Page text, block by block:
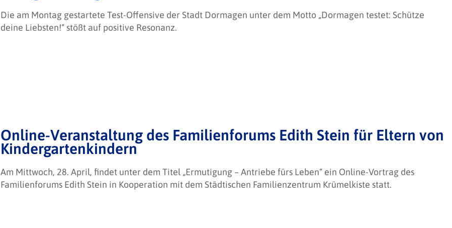
Die am Montag gestartete Test-Offensive der Stadt Dormagen unter dem Motto „Dormagen testet: Schütze
deine Liebsten!“ stößt auf positive Resonanz.
Online-Veranstaltung des Familienforums Edith Stein für Eltern von
Kindergartenkindern
Am Mittwoch, 28. April, findet unter dem Titel „Ermutigung – Antriebe fürs Leben“ ein Online-Vortrag des
Familienforums Edith Stein in Kooperation mit dem Städtischen Familienzentrum Krümelkiste statt.